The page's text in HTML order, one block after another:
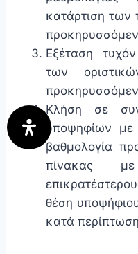
κατάρτιση
Εξέταση
των
Κλήση σε
υποψηφίων με
βαθμολογία
πίνακας
θέση
κατά